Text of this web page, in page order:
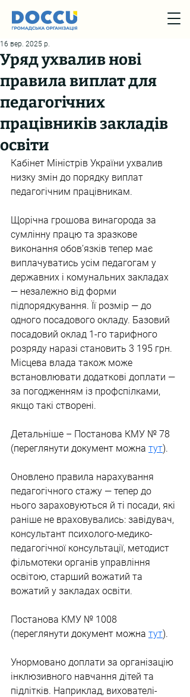
Уряд ухвалив нові
правила виплат для
педагогічних
працівників закладів
освіти
16 вер. 2025 р.
Кабінет Міністрів України ухвалив
низку змін до порядку виплат
педагогічним працівникам.
Щорічна грошова винагорода за
сумлінну працю та зразкове
виконання обов’язків тепер має
виплачуватись усім педагогам у
державних і комунальних закладах
— незалежно від форми
підпорядкування. Її розмір — до
одного посадового окладу. Базовий
посадовий оклад 1-го тарифного
розряду наразі становить 3 195 грн.
Місцева влада також може
встановлювати додаткові доплати —
за погодженням із профспілками,
якщо такі створені.
Детальніше – Постанова КМУ № 78
(переглянути документ можна тут).
Оновлено правила нарахування
педагогічного стажу — тепер до
нього зараховуються й ті посади, які
раніше не враховувались: завідувач,
консультант психолого-медико-
педагогічної консультації, методист
фільмотеки органів управління
освітою, старший вожатий та
вожатий у закладах освіти.
Постанова КМУ № 1008
(переглянути документ можна тут).
Унормовано доплати за організацію
інклюзивного навчання дітей та
підлітків. Наприклад, вихователі-